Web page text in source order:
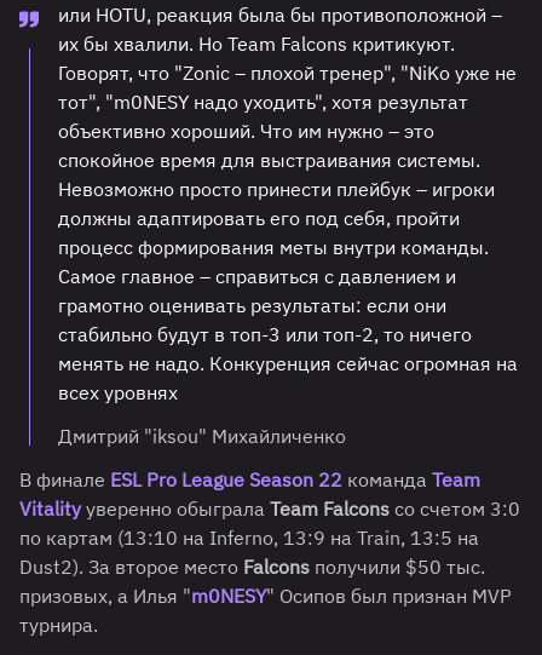
или HOTU, реакция была бы противоположной –
их бы хвалили. Но Team Falcons критикуют.
Говорят, что "Zonic – плохой тренер", "NiKo уже не
тот", "m0NESY надо уходить", хотя результат
объективно хороший. Что им нужно – это
спокойное время для выстраивания системы.
Невозможно просто принести плейбук – игроки
должны адаптировать его под себя, пройти
процесс формирования меты внутри команды.
Самое главное – справиться с давлением и
грамотно оценивать результаты: если они
стабильно будут в топ-3 или топ-2, то ничего
менять не надо. Конкуренция сейчас огромная на
всех уровнях
Дмитрий "iksou" Михайличенко
В финале ESL Pro League Season 22 команда Team
Vitalityуверенно обыграла Team Falcons со счетом 3:0
по картам (13:10 на Inferno, 13:9 на Train, 13:5 на
Dust2). За второе место Falcons получили $50 тыс.
призовых, а Илья "m0NESY" Осипов был признан MVP
турнира.